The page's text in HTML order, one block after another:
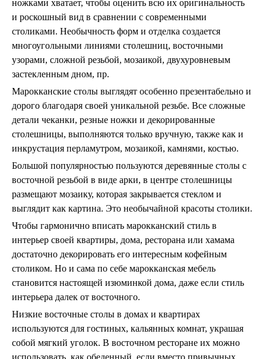
фруктовницы
Пиалы, чаши, салатники
ножками хватает, чтобы оценить всю их оригинальность
и роскошный вид в сравнении с современными
столиками. Необычность форм и отделка создается
многоугольными линиями столешниц, восточными
узорами, сложной резьбой, мозаикой, двухуровневым
застекленным дном, пр.
Марокканские столы выглядят особенно презентабельно и
дорого благодаря своей уникальной резьбе. Все сложные
детали чеканки, резные ножки и декорированные
столешницы, выполняются только вручную, также как и
инкрустация перламутром, мозаикой, камнями, костью.
Большой популярностью пользуются деревянные столы с
восточной резьбой в виде арки, в центре столешницы
размещают мозаику, которая закрывается стеклом и
выглядит как картина. Это необычайной красоты столики.
Чтобы гармонично вписать марокканский стиль в
интерьер своей квартиры, дома, ресторана или хамама
достаточно декорировать его интересным кофейным
столиком. Но и сама по себе марокканская мебель
становится настоящей изюминкой дома, даже если стиль
интерьера далек от восточного.
Низкие восточные столы в домах и квартирах
используются для гостиных, кальянных комнат, украшая
собой мягкий уголок. В восточном ресторане их можно
использовать, как обеденный, если вместо привычных